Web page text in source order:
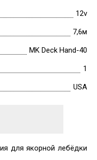
12v
7,6м
MK Deck Hand-40
1
USA
для якорной лебёдки